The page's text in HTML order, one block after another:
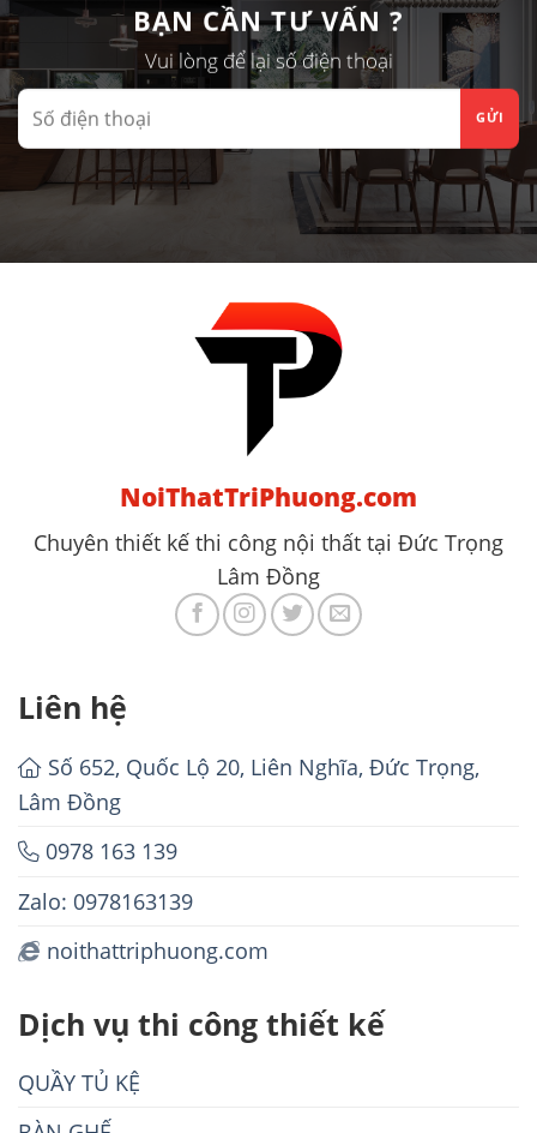
BẠN CẦN TƯ VẤN ?
Vui lòng để lại số điện thoại
NoiThatTriPhuong.com
Chuyên thiết kế thi công nội thất tại Đức Trọng
Lâm Đồng
Liên hệ
Số 652, Quốc Lộ 20, Liên Nghĩa, Đức Trọng,
Lâm Đồng
0978 163 139
Zalo: 0978163139
noithattriphuong.com
Dịch vụ thi công thiết kế
QUẦY TỦ KỆ